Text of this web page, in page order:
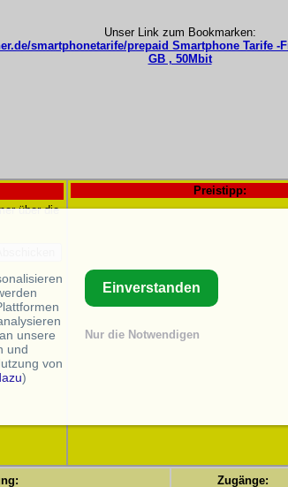
Unser Link zum Bookmarken:
smartphonetarife/prepaid Smartphone Tarife -
GB , 50Mbit
über die
Preistipp:
Zugänge:
unsere
und
von
)
Einverstanden
Nur die Notwendigen